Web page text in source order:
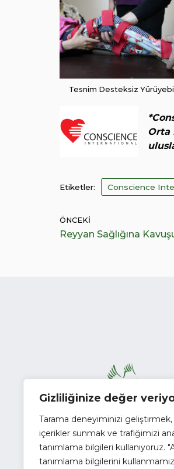
Gizliliğinize değer
Tarama deneyiminizi
içerikler sunmak ve trafiğimizi
tanımlama bilgileri kullanıyoruz.
tanımlama bilgilerini
Tesnim Desteksiz
Orta
Etiketler: Conscience
ÖNCEKI
Reyyan Sağlığına